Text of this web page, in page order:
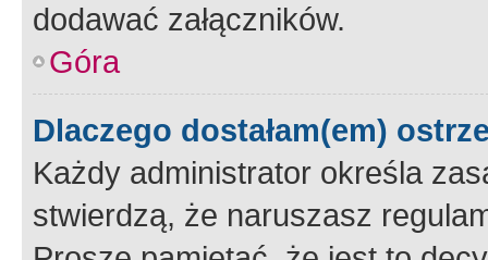
dodawać załączników.
Góra
Dlaczego dostałam(em)
Każdy administrator określa
stwierdzą, że naruszasz